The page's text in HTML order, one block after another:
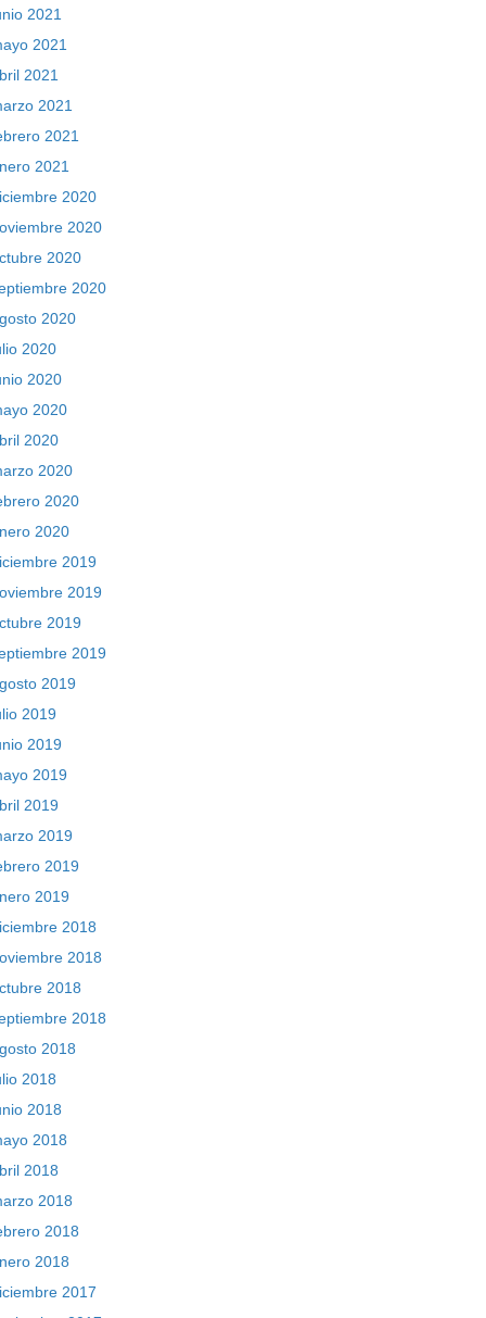
2021
2021
2021
2021
2021
2021
2020
2020
2020
2020
2020
2020
2020
2020
2020
2020
2020
2020
2019
2019
2019
2019
2019
2019
2019
2019
2019
2019
2019
2019
2018
2018
2018
2018
2018
2018
2018
2018
2018
2018
2018
2018
2017